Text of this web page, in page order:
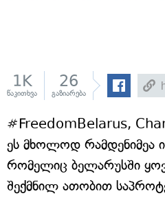
1K
წაკითხვა
26
გაზიარება
#FreedomBelarus,
ეს მხოლოდ რამდენიმეა
რომელიც ბელარუსში
შექმნილ ათობით